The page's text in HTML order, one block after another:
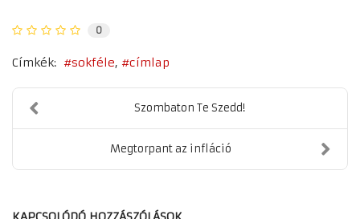
0
Címkék: sokféle címlap
Szombaton Te Szedd!
Megtorpant az infláció